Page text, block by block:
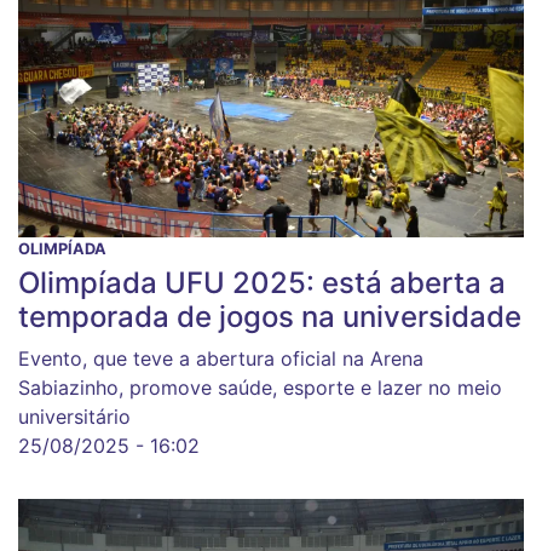
OLIMPÍADA
Olimpíada UFU 2025: está aberta a
temporada de jogos na universidade
Evento, que teve a abertura oficial na Arena
Sabiazinho, promove saúde, esporte e lazer no meio
universitário
25/08/2025 - 16:02